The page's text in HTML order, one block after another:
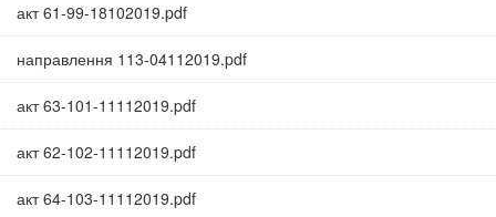
акт 61-99-18102019.pdf
направлення 113-04112019.pdf
акт 63-101-11112019.pdf
акт 62-102-11112019.pdf
акт 64-103-11112019.pdf